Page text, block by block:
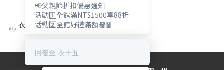
衣十五網站地圖
📢父親節折扣優惠通知
活動1️⃣全館滿NT$1500享88折
活動2️⃣全館好禮滿額贈🧧
回覆至 衣十五